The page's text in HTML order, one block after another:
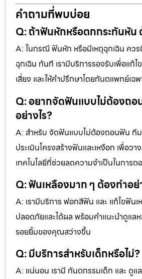
คำถามที่พบบ่อย
Q: ถ้าฟันหักหรือตกกระทันหัน
A: ในกรณี ฟันหัก หรือมีเหตุฉุกเฉิน คว
ฉุกเฉิน ทันที เรามีบริการรองรับเพื่อแก้
เสี่ยง และให้คำปรึกษาโดยทันตแพทย์เฉพ
Q: อยากจัดฟันแบบไม่ต้องถอ
อย่างไร?
A: สำหรับ จัดฟันแบบไม่ต้องถอนฟัน ที
ประเมินโครงสร้างฟันและเหงือก เพื่อวา
เทคโนโลยีที่ช่วยลดความจำเป็นในการ
Q: ฟันเหลืองมาก ๆ ต้องทำอย่
A: เรามีบริการ ฟอกสีฟัน และ แก้ไขฟัน
ปลอดภัยและได้ผล พร้อมคำแนะนำดูแล
รอยยิ้มของคุณสว่างขึ้น
Q: มีบริการสำหรับเด็กหรือไม่?
A: แน่นอน เรามี ทันตกรรมเด็ก และ ดู